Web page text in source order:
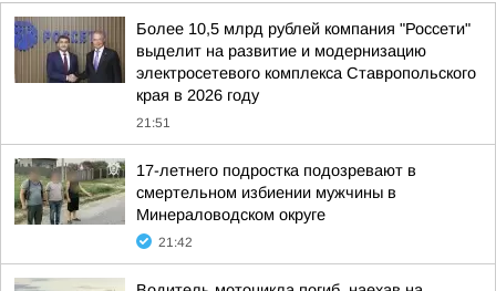
Более 10,5 млрд рублей компания "Россети"
выделит на развитие и модернизацию
электросетевого комплекса Ставропольского
края в 2026 году
21:51
17-летнего подростка подозревают в
смертельном избиении мужчины в
Минераловодском округе
21:42